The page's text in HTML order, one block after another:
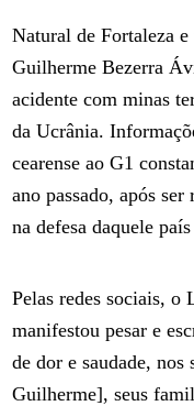
Natural de Fortaleza
Guilherme Bezerra
acidente com minas
da Ucrânia.
cearense ao G1
ano passado, após
na defesa daquele
Pelas redes sociais, o
manifestou pesar e
de dor e saudade,
Guilherme], seus